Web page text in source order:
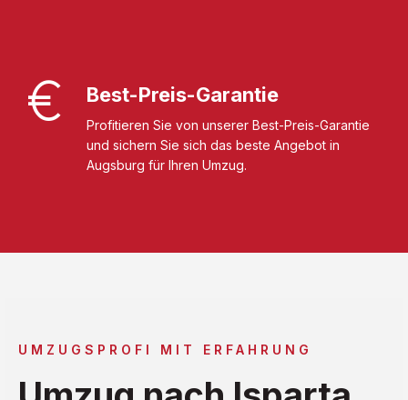
Best-Preis-Garantie
Profitieren Sie von unserer Best-Preis-Garantie
und sichern Sie sich das beste Angebot in
Augsburg für Ihren Umzug.
UMZUGSPROFI MIT ERFAHRUNG